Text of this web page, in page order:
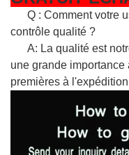
Q : Comment votre
contrôle qualité ?
A: La qualité est
une grande
premières à